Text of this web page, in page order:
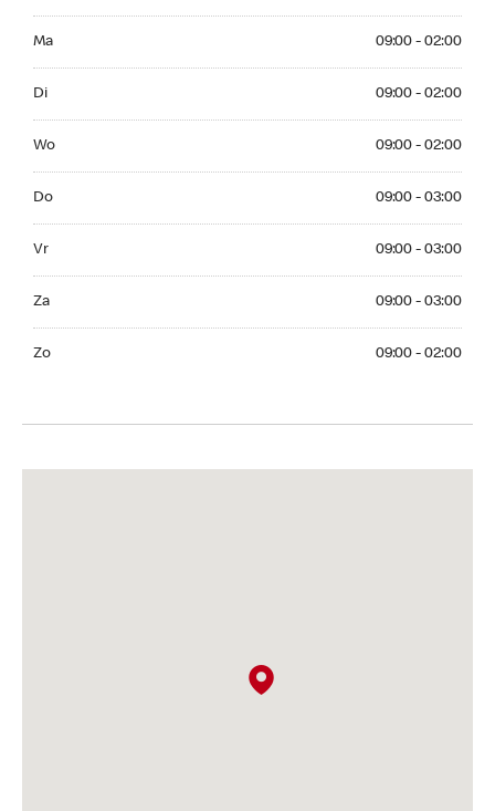
Ma 09:00 - 02:00
Di 09:00 - 02:00
Wo 09:00 - 02:00
Do 09:00 - 03:00
Vr 09:00 - 03:00
Za 09:00 - 03:00
Zo 09:00 - 02:00